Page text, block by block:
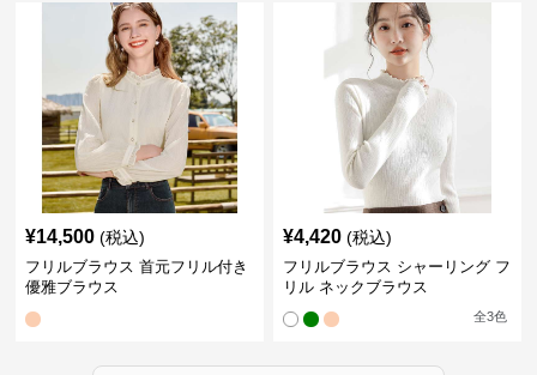
¥14,500 (税込)
フリルブラウス 首元フリル付き
優雅ブラウス
¥4,420 (税込)
フリルブラウス シャーリング フ
リル ネックブラウス
全3色